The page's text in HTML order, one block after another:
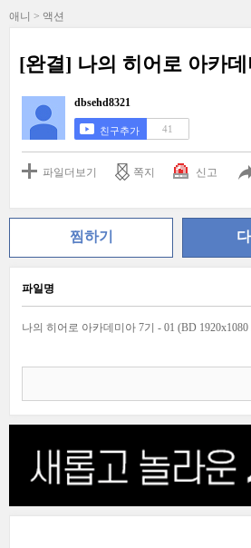
애니 > 액션
[완결] 나의 히어로 아카데
dbsehd8321
친구추가 41
파일더보기 쪽지 신고
찜하기
파일명